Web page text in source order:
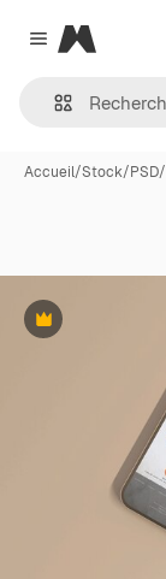
Close menu
Magnific
Accueil/Stock/PSD/
Premium